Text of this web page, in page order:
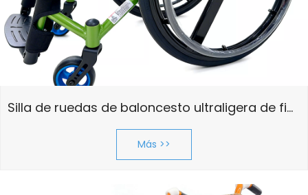
Silla de ruedas de baloncesto ultraligera de fibra de carbono | Certificado por la FDA
Más >>